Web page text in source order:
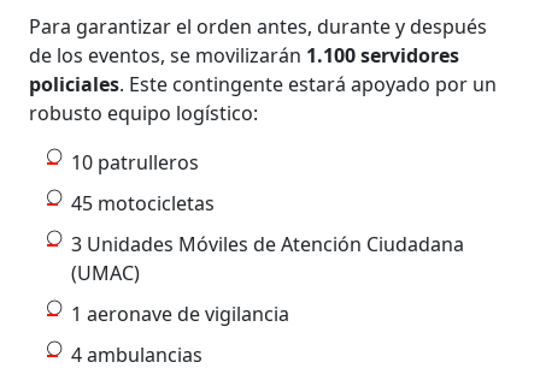
Para garantizar el orden antes, durante y después
de los eventos, se movilizarán 1.100 servidores
policiales. Este contingente estará apoyado por un
robusto equipo logístico:
10 patrulleros
45 motocicletas
3 Unidades Móviles de Atención Ciudadana
(UMAC)
1 aeronave de vigilancia
4 ambulancias